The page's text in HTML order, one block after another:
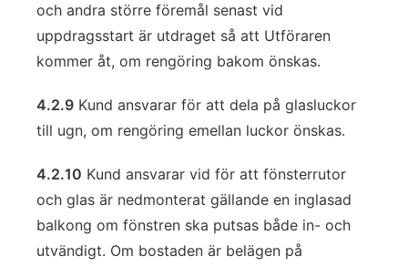
och andra större föremål senast vid
uppdragsstart är utdraget så att Utföraren
kommer åt, om rengöring bakom önskas.
4.2.9 Kund ansvarar för att dela på glasluckor
till ugn, om rengöring emellan luckor önskas.
4.2.10 Kund ansvarar vid för att fönsterrutor
och glas är nedmonterat gällande en inglasad
balkong om fönstren ska putsas både in- och
utvändigt. Om bostaden är belägen på